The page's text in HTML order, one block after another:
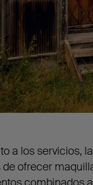
a los servicios,
ofrecer